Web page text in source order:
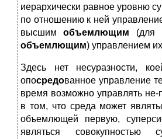
иерархически равное уровню
по отношению к ней
высшимобъемлющим (для
объемлющим) управлением
Здесь нет несуразности,
опосредованное управление
время возможно управлять не-
в том, что среда может
объемлющей первую,
являться совокупностью